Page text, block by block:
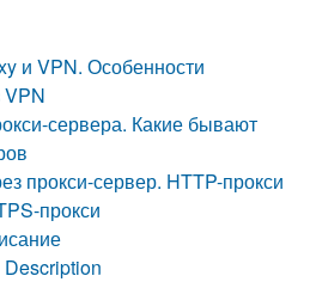
и VPN. Особенности
VPN
сервера. Какие бывают
прокси-сервер. HTTP-прокси
прокси